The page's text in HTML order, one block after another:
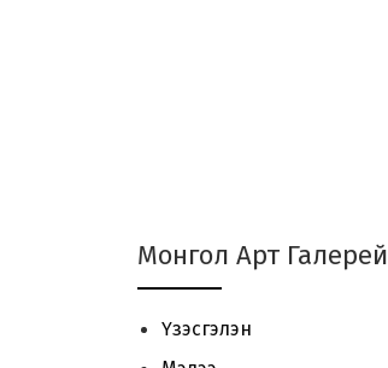
Монгол Арт Галерей
Үзэсгэлэн